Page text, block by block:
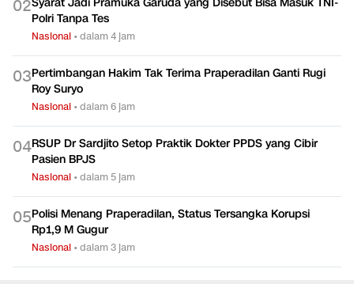
02
Polri Tanpa Tes
Nasional •dalam 4 jam
03Pertimbangan Hakim Tak Terima Praperadilan Ganti Rugi
Roy Suryo
Nasional •dalam 6 jam
04RSUP Dr Sardjito Setop Praktik Dokter PPDS yang Cibir
Pasien BPJS
Nasional •dalam 5 jam
05Polisi Menang Praperadilan, Status Tersangka Korupsi
Rp1,9 M Gugur
Nasional •dalam 3 jam